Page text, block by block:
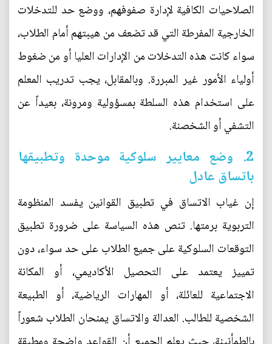
الصلاحيات الكافية لإدارة صفوفهم، ووضع حد للتدخلات
الخارجية المفرطة التي قد تضعف من هيبتهم أمام الطلاب،
سواء كانت هذه التدخلات من الإدارات العليا أو من ضغوط
أولياء الأمور غير المبررة. وبالمقابل، يجب تدريب المعلم
على استخدام هذه السلطة بمسؤولية ومرونة، بعيداً عن
التشفي أو الشخصنة.
2. وضع معايير سلوكية موحدة وتطبيقها
باتساق عادل
إن غياب الاتساق في تطبيق القوانين يفسد المنظومة
التربوية برمتها. تنص هذه السياسة على ضرورة تطبيق
التوقعات السلوكية على جميع الطلاب على حد سواء، دون
تمييز يعتمد على التحصيل الأكاديمي، أو المكانة
الاجتماعية للعائلة، أو المهارات الرياضية، أو الطبيعة
الشخصية للطالب. العدالة والاتساق يمنحان الطلاب شعوراً